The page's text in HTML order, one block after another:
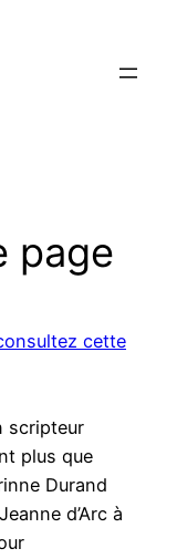
page
cette
scripteur
plus que
Durand
d’Arc à